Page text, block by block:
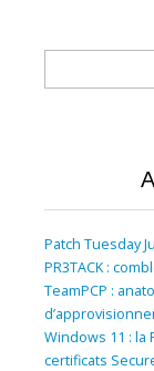
Patch Tuesday
PR3TACK :
TeamPCP :
Windows 11 : la
certificats